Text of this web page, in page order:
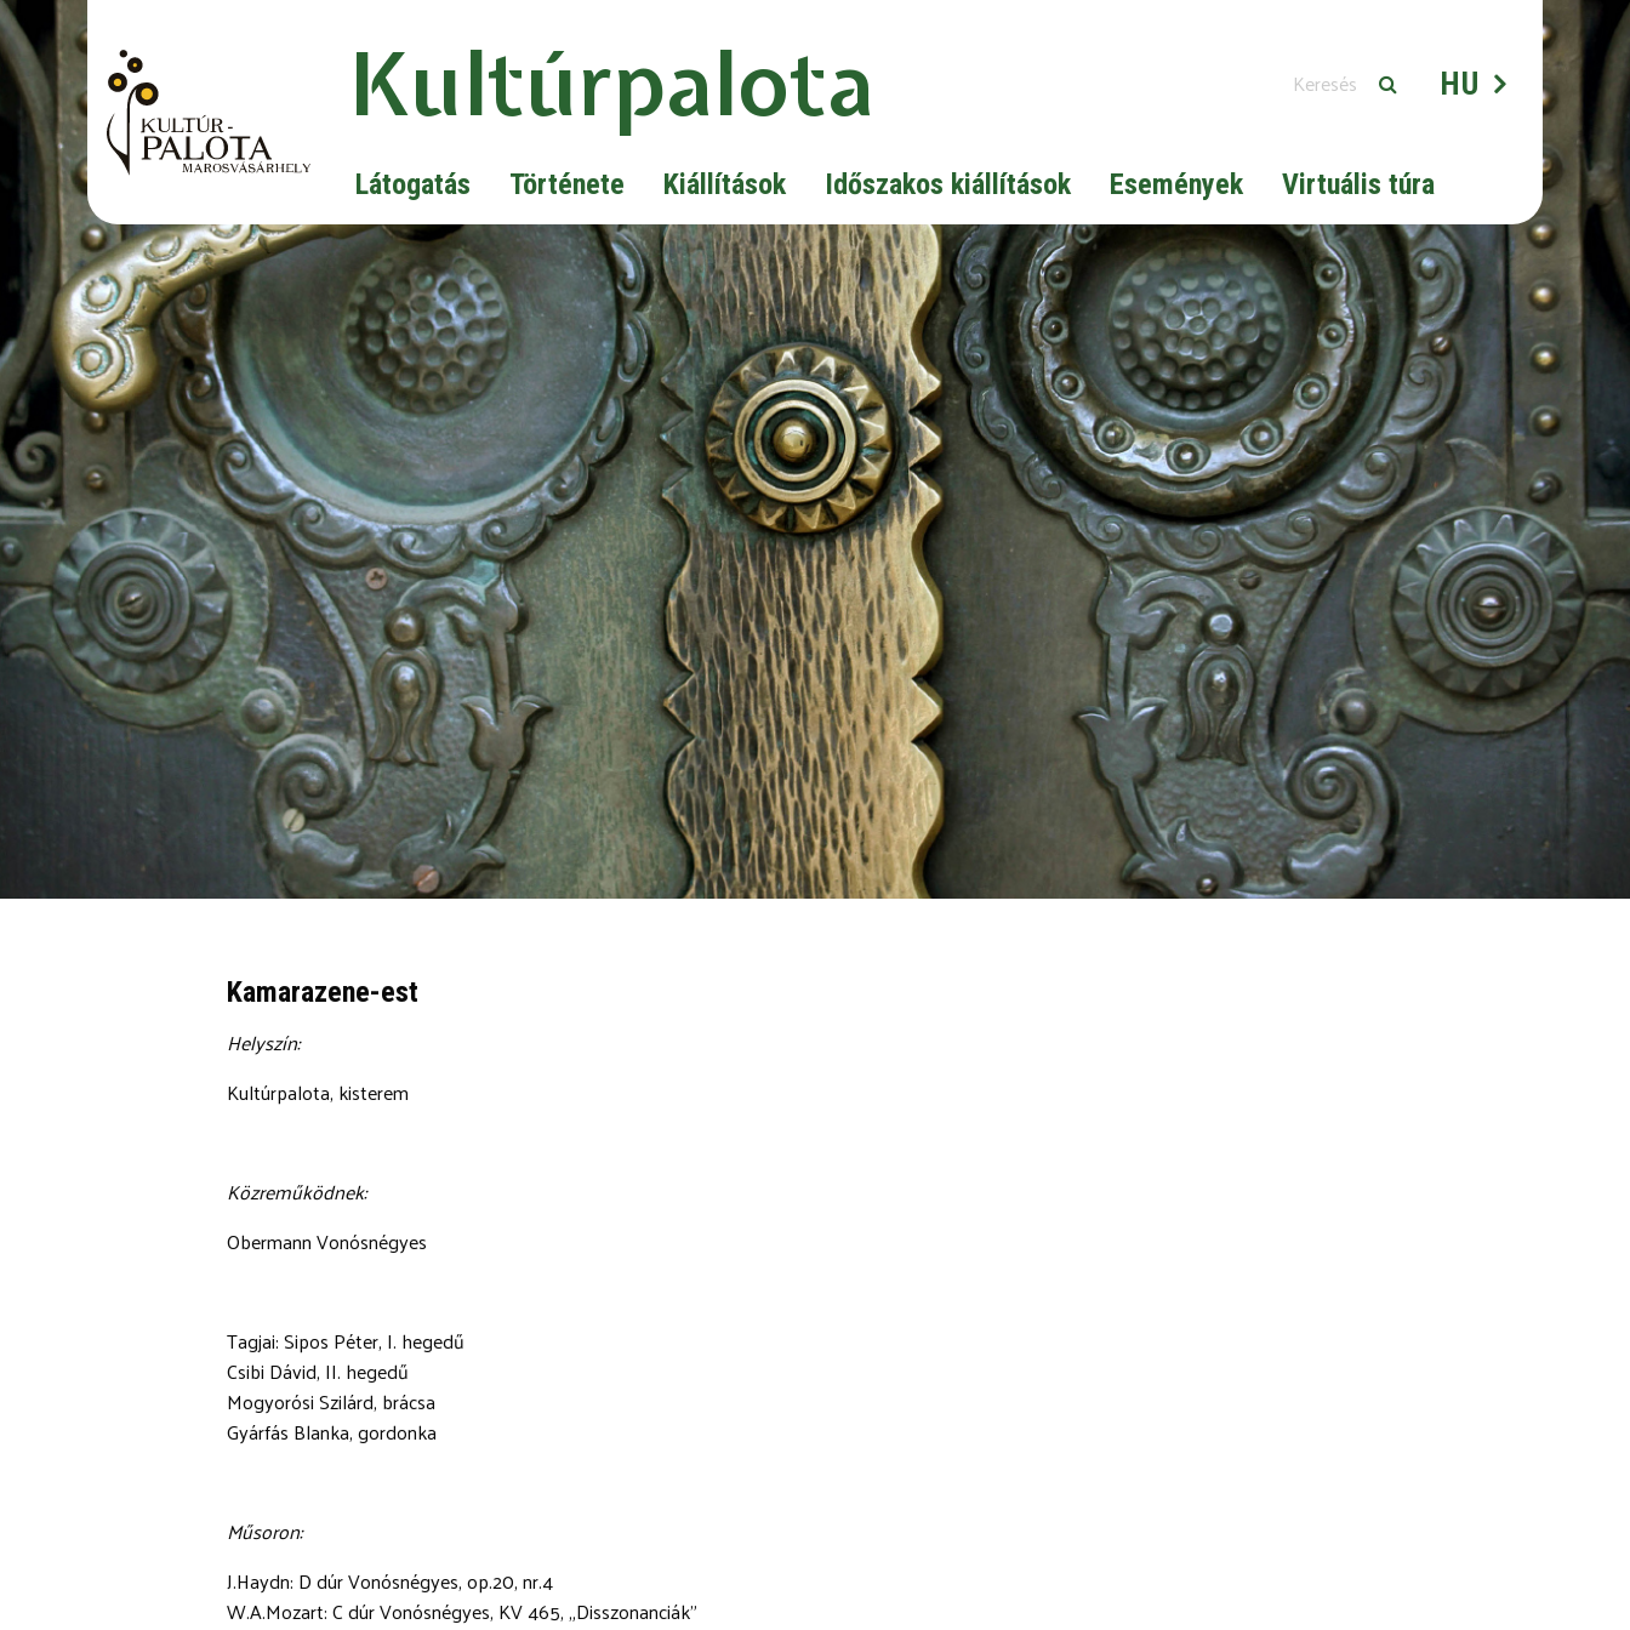
Kultúrpalota HU
Látogatás Története Kiállítások Időszakos kiállítások Események Virtuális túra
Kamarazene-est
Helyszín:
Kultúrpalota, kisterem
Közreműködnek:
Obermann Vonósnégyes
Tagjai: Sipos Péter, I. hegedű
Csibi Dávid, II. hegedű
Mogyorósi Szilárd, brácsa
Gyárfás Blanka, gordonka
Műsoron:
J.Haydn: D dúr Vonósnégyes, op.20, nr.4
W.A.Mozart: C dúr Vonósnégyes, KV 465, „Disszonanciák”